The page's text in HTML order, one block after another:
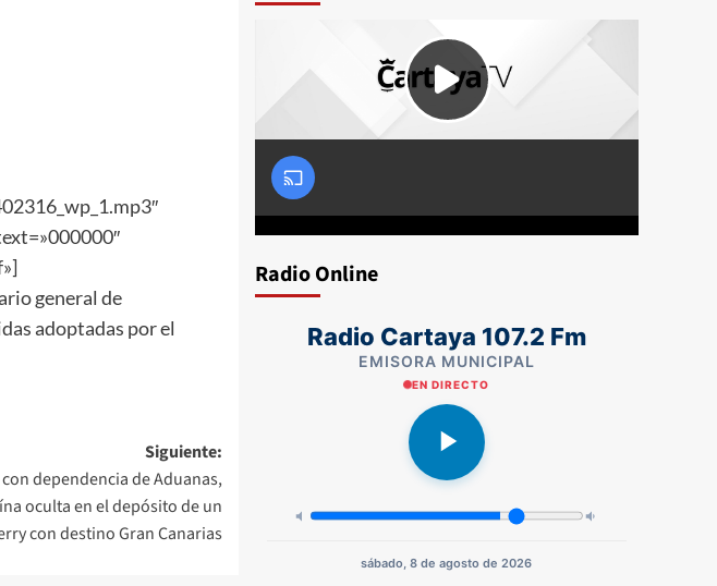
general de
adoptadas por el
Siguiente:
dependencia de Aduanas,
oculta en el depósito de un
con destino Gran Canarias
Radio Online
Radio Cartaya 107.2 Fm
EMISORA MUNICIPAL
EN DIRECTO
sábado, 8 de agosto de 2026